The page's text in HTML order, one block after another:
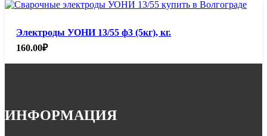
Электроды УОНИ 13/55 ф3 (5кг), кг.
160.00₽
ИНФОРМАЦИЯ